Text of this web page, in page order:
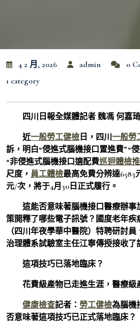
4 2 月, 2026 admin
0
1 category
四川日報全媒體記者 魏馮 何嘉琦
近一般勞工健檢 日，四川一般勞
訴，明白“侵進式腦機接口置進費”“
“非侵進式腦機接口適配費巡迴體檢
尺度， 員工體檢最高免費分辨達6583
元/次，將于4月30日正式履行。
這能否意味著腦機接口醫療辦事
策開釋了哪些電子訊號？國度老年疾
（四川年夜學華中醫院）特聘研討
治理體系試驗室主任江寧傳授接收了
這項技巧已落地臨床？
花費級產物已走進生涯，醫療級
健康檢查記者： 勞工健檢為腦機
否意味著這項技巧已正式落地臨床？